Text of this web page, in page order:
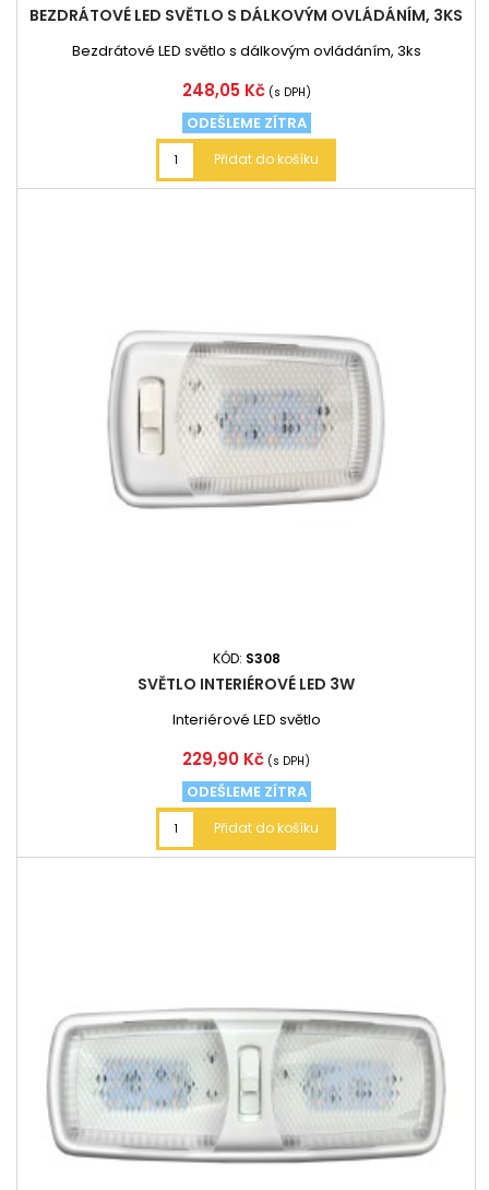
BEZDRÁTOVÉ LED SVĚTLO S DÁLKOVÝM OVLÁDÁNÍM, 3KS
Bezdrátové LED světlo s dálkovým ovládáním, 3ks
Cena
248,05 Kč (s DPH)
ODEŠLEME ZÍTRA
Přidat do košíku
KÓD: S308
SVĚTLO INTERIÉROVÉ LED 3W
Interiérové LED světlo
Cena
229,90 Kč (s DPH)
ODEŠLEME ZÍTRA
Přidat do košíku